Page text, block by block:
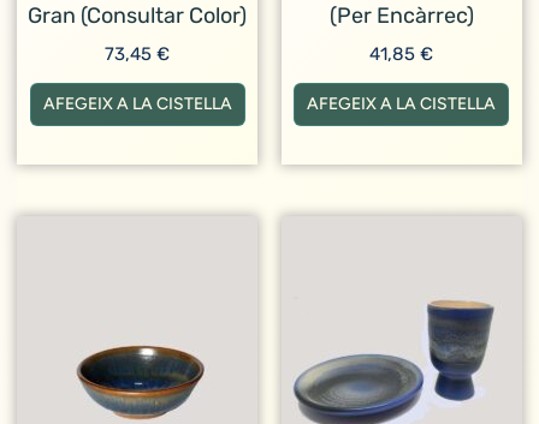
Gran (consultar Color)
73,45€
AFEGEIX A LA CISTELLA
(per Encàrrec)
41,85€
AFEGEIX A LA CISTELLA